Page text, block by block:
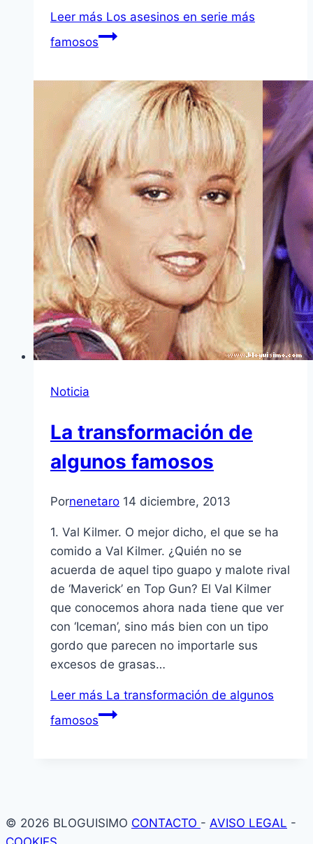
Leer más Los asesinos en serie más
famosos
Noticia
La transformación de
algunos famosos
Pornenetaro 14 diciembre, 2013
1. Val Kilmer. O mejor dicho, el que se ha
comido a Val Kilmer. ¿Quién no se
acuerda de aquel tipo guapo y malote rival
de ‘Maverick’ en Top Gun? El Val Kilmer
que conocemos ahora nada tiene que ver
con ‘Iceman’, sino más bien con un tipo
gordo que parecen no importarle sus
excesos de grasas…
Leer más La transformación de algunos
famosos
© 2026 BLOGUISIMO CONTACTO - AVISO LEGAL -